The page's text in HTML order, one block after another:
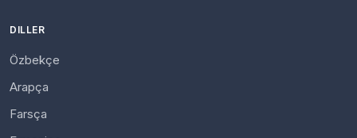
DILLER
Özbekçe
Arapça
Farsça